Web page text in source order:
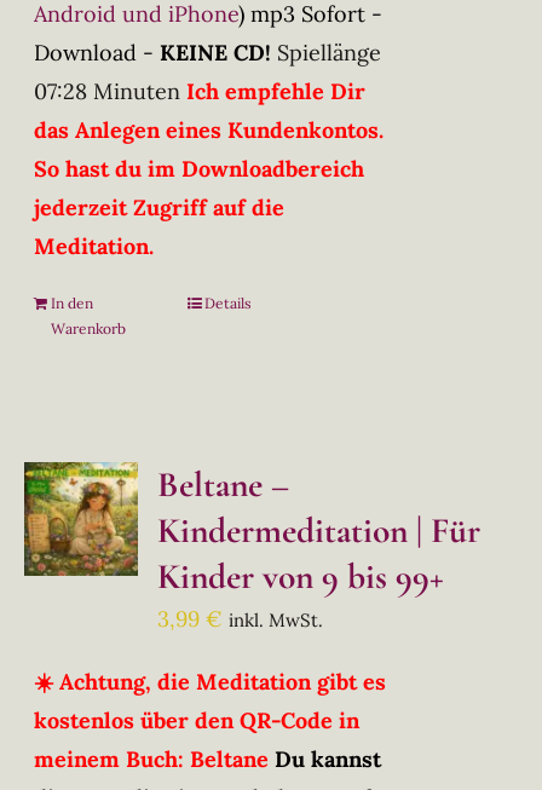
Android und iPhone) mp3 Sofort -
Download - KEINE CD! Spiellänge
07:28 Minuten Ich empfehle Dir
das Anlegen eines Kundenkontos.
So hast du im Downloadbereich
jederzeit Zugriff auf die
Meditation.
In den
Warenkorb
Details
Beltane –
Kindermeditation | Für
Kinder von 9 bis 99+
3,99€ inkl. MwSt.
☀️ Achtung, die Meditation gibt es
kostenlos über den QR-Code in
meinem Buch: Beltane Du kannst